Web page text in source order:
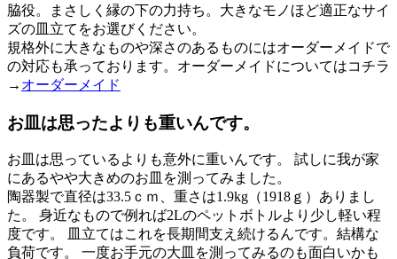
脇役。まさしく縁の下の力持ち。大きなモノほど適正なサイ
ズの皿立てをお選びください。
規格外に大きなものや深さのあるものにはオーダーメイドで
の対応も承っております。オーダーメイドについてはコチラ
→ オーダーメイド
お皿は思ったよりも重いんです。
お皿は思っているよりも意外に重いんです。 試しに我が家
にあるやや大きめのお皿を測ってみました。
陶器製で直径は33.5ｃｍ、重さは1.9kg（1918ｇ）ありまし
た。 身近なもので例れば2Lのペットボトルより少し軽い程
度です。 皿立てはこれを長期間支え続けるんです。結構な
負荷です。 一度お手元の大皿を測ってみるのも面白いかも